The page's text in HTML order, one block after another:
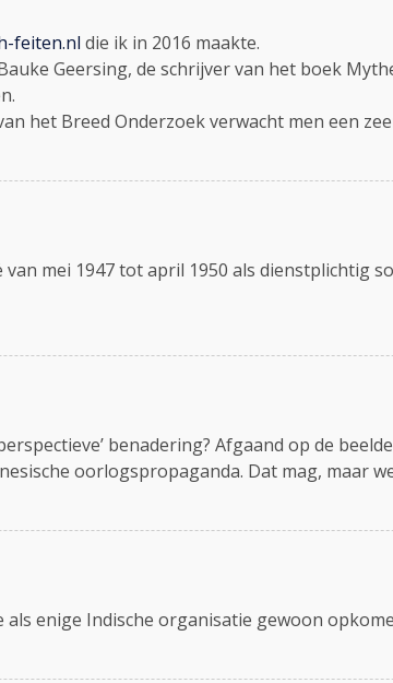
feiten.nl die ik in 2016 maakte.
Geersing, de schrijver van het boek
het Breed Onderzoek verwacht men een
mei 1947 tot april 1950 als dienstplichtig
benadering? Afgaand op de
oorlogspropaganda. Dat mag, maar
enige Indische organisatie gewoon